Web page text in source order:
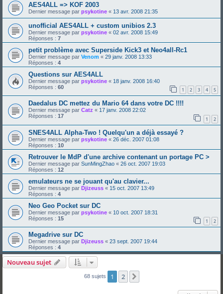
AES4ALL => KOF 2003
Dernier message par psykotine « 13 avr. 2008 21:35
unofficial AES4ALL + custom unibios 2.3
Dernier message par psykotine « 02 avr. 2008 15:49
Réponses : 7
petit problème avec Superside Kick3 et Neo4all-Rc1
Dernier message par Venom « 29 janv. 2008 13:33
Réponses : 4
Questions sur AES4ALL
Dernier message par psykotine « 18 janv. 2008 16:40
Réponses : 60 1 2 3 4 5
Daedalus DC mettez du Mario 64 dans votre DC !!!!
Dernier message par Catz « 17 janv. 2008 22:02
Réponses : 17 1 2
SNES4ALL Alpha-Two ! Quelqu'un a déjà essayé ?
Dernier message par psykotine « 26 déc. 2007 01:08
Réponses : 10
Retrouver le MdP d'une archive contenant un portage PC >
Dernier message par SunMingZhao « 26 oct. 2007 19:03
Réponses : 12
emulateurs ne se jouant qu'au clavier...
Dernier message par Djizeuss « 15 oct. 2007 13:49
Réponses : 4
Neo Geo Pocket sur DC
Dernier message par psykotine « 10 oct. 2007 18:31
Réponses : 15 1 2
Megadrive sur DC
Dernier message par Djizeuss « 23 sept. 2007 19:44
Réponses : 4
Nouveau sujet
68 sujets 1 2